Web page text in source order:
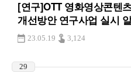
[연구]OTT 영화영상콘텐
개선방안 연구사업 실시
23.05.19 3,124
29